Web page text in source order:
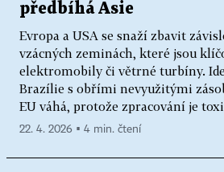
předbíhá Asie
Evropa a USA se snaží zbavit
vzácných zeminách, které jsou
elektromobily či větrné turbíny.
Brazílie s obřími nevyužitými
EU váhá, protože zpracování je
22. 4. 2026 ▪ 4 min. čtení